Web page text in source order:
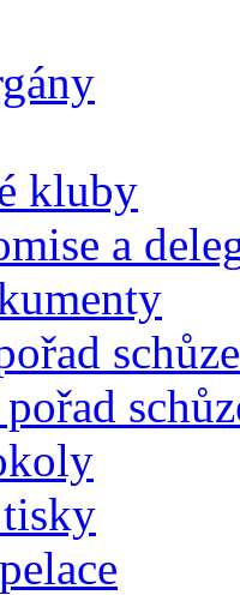
kluby
a
schůze